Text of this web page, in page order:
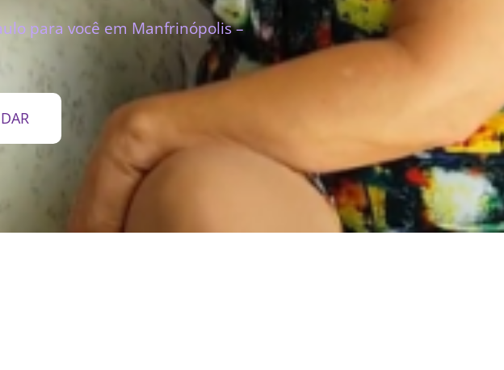
para você em Manfrinópolis –